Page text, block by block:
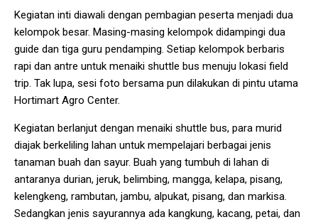
Kegiatan inti diawali dengan pembagian peserta menjadi dua
kelompok besar. Masing-masing kelompok didampingi dua
guide dan tiga guru pendamping. Setiap kelompok berbaris
rapi dan antre untuk menaiki shuttle bus menuju lokasi field
trip. Tak lupa, sesi foto bersama pun dilakukan di pintu utama
Hortimart Agro Center.
Kegiatan berlanjut dengan menaiki shuttle bus, para murid
diajak berkeliling lahan untuk mempelajari berbagai jenis
tanaman buah dan sayur. Buah yang tumbuh di lahan di
antaranya durian, jeruk, belimbing, mangga, kelapa, pisang,
kelengkeng, rambutan, jambu, alpukat, pisang, dan markisa.
Sedangkan jenis sayurannya ada kangkung, kacang, petai, dan